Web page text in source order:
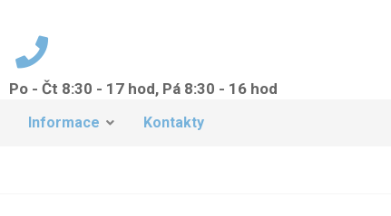
Po - Čt 8:30 - 17 hod, Pá 8:30 - 16 hod
Informace Kontakty